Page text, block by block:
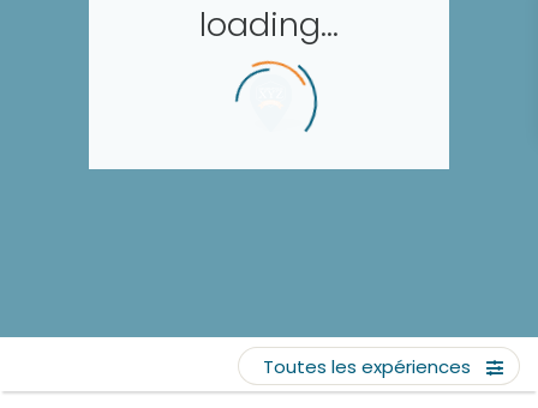
Nos adresses dans le monde
loading...
Toutes les expériences